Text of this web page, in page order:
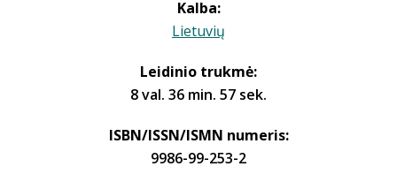
Kalba:
Lietuvių
Leidinio trukmė:
8 val. 36 min. 57 sek.
ISBN/ISSN/ISMN numeris:
9986-99-253-2